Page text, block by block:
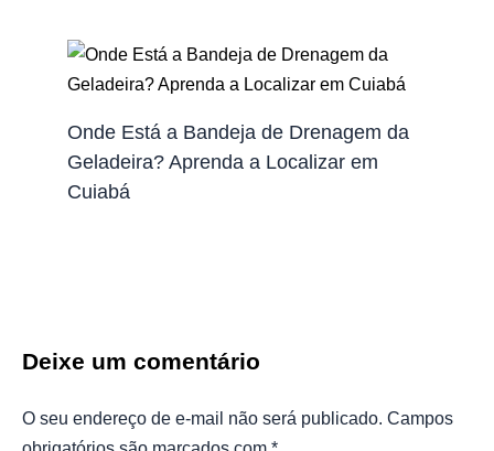
Onde Está a Bandeja de Drenagem da
Geladeira? Aprenda a Localizar em
Cuiabá
Deixe um comentário
O seu endereço de e-mail não será publicado. Campos